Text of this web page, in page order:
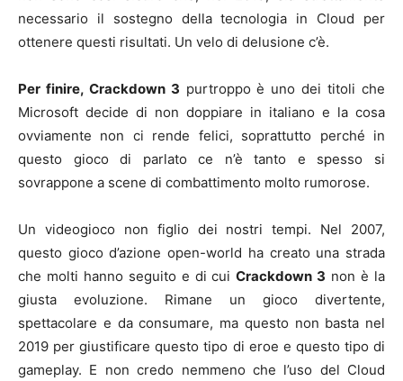
necessario il sostegno della tecnologia in Cloud per
ottenere questi risultati. Un velo di delusione c’è.
Per finire,Crackdown 3 purtroppo è uno dei titoli che
Microsoft decide di non doppiare in italiano e la cosa
ovviamente non ci rende felici, soprattutto perché in
questo gioco di parlato ce n’è tanto e spesso si
sovrappone a scene di combattimento molto rumorose.
Un videogioco non figlio dei nostri tempi. Nel 2007,
questo gioco d’azione open-world ha creato una strada
che molti hanno seguito e di cuiCrackdown 3 non è la
giusta evoluzione. Rimane un gioco divertente,
spettacolare e da consumare, ma questo non basta nel
2019 per giustificare questo tipo di eroe e questo tipo di
gameplay. E non credo nemmeno che l’uso del Cloud